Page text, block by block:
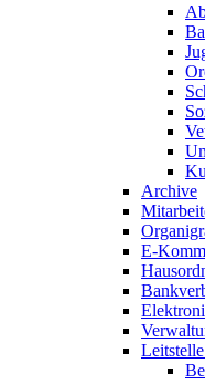
Archive
E-